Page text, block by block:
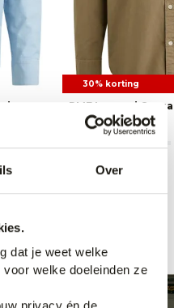
Over
dat je weet welke
welke doeleinden ze
30% korting
PME Legend
79,99
55,95